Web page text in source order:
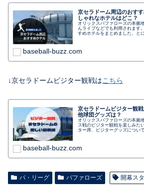
京セラドーム周辺のおす
しゃれなホテルはどこ？
オリックスバファローズの本拠
んライブなどでも利用されます
すめホテルをまとめました。と
baseball-buzz.com
↓京セラドームビジター観戦はこちら
京セラドームビジター観
他球団グッズは？
オリックスバファローズの本拠
ス戦のビジター観戦を楽しみた
ター席、ビジターグッズについ
baseball-buzz.com
パ・リーグ バファローズ 開幕ス